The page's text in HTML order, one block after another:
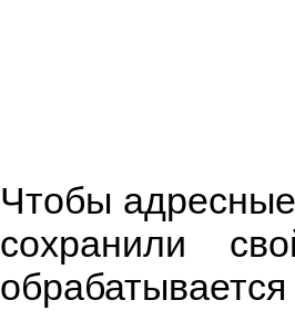
Чтобы
сохранили